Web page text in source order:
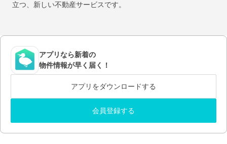
立つ、新しい不動産サービスです。
アプリなら新着の
物件情報が早く届く！
アプリをダウンロードする
会員登録する